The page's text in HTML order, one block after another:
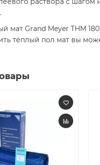
мат Grand Meyer THM
тёплый пол мат вы